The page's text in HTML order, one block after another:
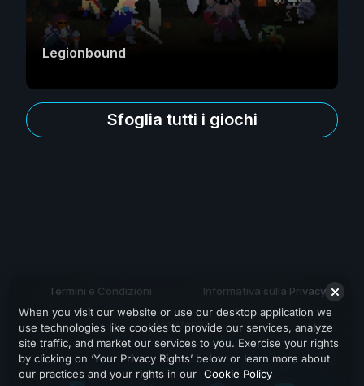
Legionbound
Sfoglia tutti i giochi
Termini e Condizioni Informativa sulla Privacy
Assistenza
When you visit our website or use our desktop application we
use technologies like cookies to provide our services, analyze
site traffic, and market our services to you. Exercise your rights
by clicking on ‘Your Privacy Rights’ below or learn more about
our practices and your rights in our Cookie Policy